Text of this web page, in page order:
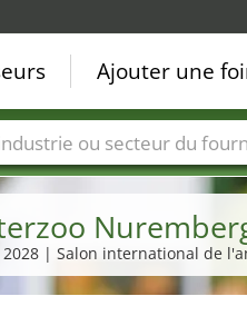
2028 | Salon international de
Ajouter une
de foire Secteurs du